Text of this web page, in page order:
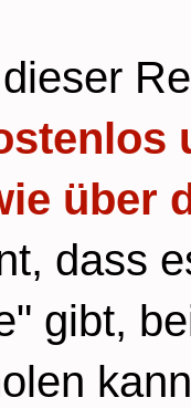
über
dass
gibt,